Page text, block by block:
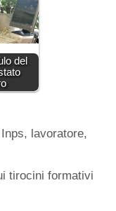
del
Inps, lavoratore,
tirocini formativi